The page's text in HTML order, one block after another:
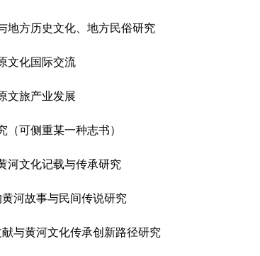
方历史文化、地方民俗研究
化国际交流
旅产业发展
可侧重某一种志书）
文化记载与传承研究
河故事与民间传说研究
黄河文化传承创新路径研究